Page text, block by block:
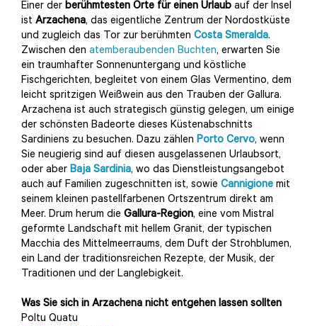
Einer der berühmtesten Orte für einen Urlaub auf der Insel
ist Arzachena, das eigentliche Zentrum der Nordostküste
und zugleich das Tor zur berühmten Costa Smeralda.
Zwischen den atemberaubenden Buchten, erwarten Sie
ein traumhafter Sonnenuntergang und köstliche
Fischgerichten, begleitet von einem Glas Vermentino, dem
leicht spritzigen Weißwein aus den Trauben der Gallura.
Arzachena ist auch strategisch günstig gelegen, um einige
der schönsten Badeorte dieses Küstenabschnitts
Sardiniens zu besuchen. Dazu zählen Porto Cervo, wenn
Sie neugierig sind auf diesen ausgelassenen Urlaubsort,
oder aber Baja Sardinia, wo das Dienstleistungsangebot
auch auf Familien zugeschnitten ist, sowie Cannigione mit
seinem kleinen pastellfarbenen Ortszentrum direkt am
Meer. Drum herum die Gallura-Region, eine vom Mistral
geformte Landschaft mit hellem Granit, der typischen
Macchia des Mittelmeerraums, dem Duft der Strohblumen,
ein Land der traditionsreichen Rezepte, der Musik, der
Traditionen und der Langlebigkeit.
Was Sie sich in Arzachena nicht entgehen lassen sollten
Poltu Quatu